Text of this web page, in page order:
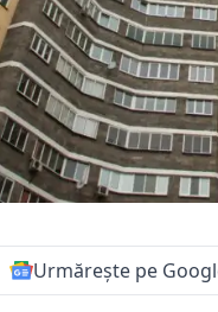
Urmărește pe